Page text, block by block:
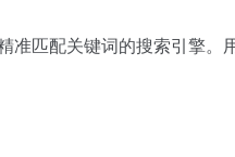
匹配关键词的搜索引擎